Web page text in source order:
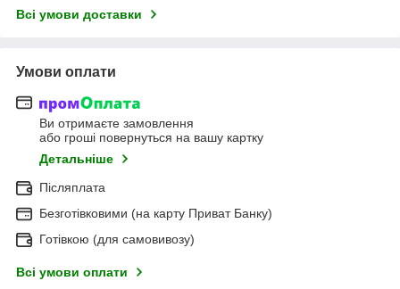
Всі умови доставки
Умови оплати
Ви отримаєте замовлення
або гроші повернуться на вашу картку
Детальніше
Післяплата
Безготівковими (на карту Приват Банку)
Готівкою (для самовивозу)
Всі умови оплати